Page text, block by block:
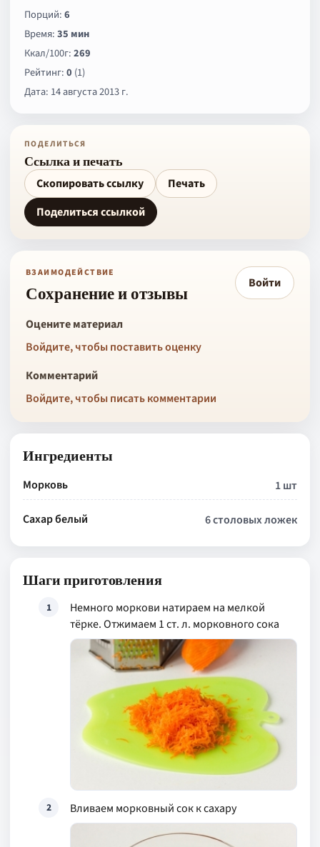
Порций:6
Время:35 мин
Ккал/100г:269
Рейтинг:0 (1)
Дата: 14 августа 2013 г.
ПОДЕЛИТЬСЯ
Ссылка и печать
Скопировать ссылку
Печать
Поделиться ссылкой
ВЗАИМОДЕЙСТВИЕ
Сохранение и отзывы Войти
Оцените материал
Войдите, чтобы поставить оценку
Комментарий
Войдите, чтобы писать комментарии
Ингредиенты
Морковь 1 шт
Сахар белый 6 столовых ложек
Шаги приготовления
1
Немного моркови натираем на мелкой
тёрке. Отжимаем 1 ст. л. морковного сока
2 Вливаем морковный сок к сахару